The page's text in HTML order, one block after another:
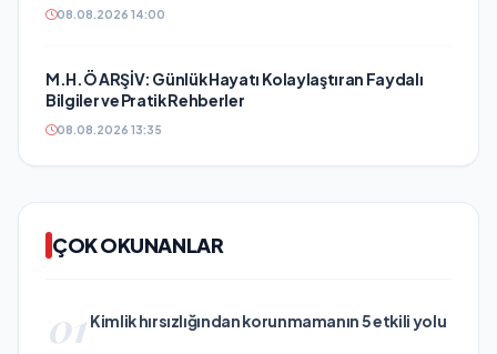
08.08.2026 14:00
M.H.Ö ARŞİV: Günlük Hayatı Kolaylaştıran Faydalı
Bilgiler ve Pratik Rehberler
08.08.2026 13:35
ÇOK OKUNANLAR
01 Kimlik hırsızlığından korunmamanın 5 etkili yolu